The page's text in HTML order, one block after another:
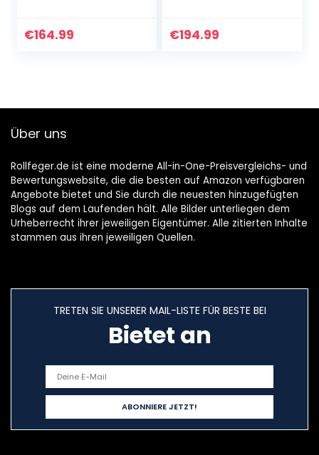
€164.99
Nass- und
€194.99
Über uns
Rollfeger.de ist eine moderne All-in-One-Preisvergleichs- und
Bewertungswebsite, die die besten auf Amazon verfügbaren
Angebote bietet und Sie durch die neuesten hinzugefügten
Blogs auf dem Laufenden hält. Alle Bilder unterliegen dem
Urheberrecht ihrer jeweiligen Eigentümer. Alle zitierten Inhalte
stammen aus ihren jeweiligen Quellen.
TRETEN SIE UNSERER MAIL-LISTE FÜR BESTE BEI
Bietet an